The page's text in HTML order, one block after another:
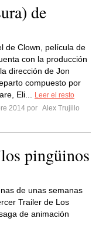
de
de Clown, película de
con la producción
dirección de Jon
compuesto por
Eli...
Leer el resto
2014 por Alex Trujillo
pingüinos
de unas semanas
Trailer de Los
de animación